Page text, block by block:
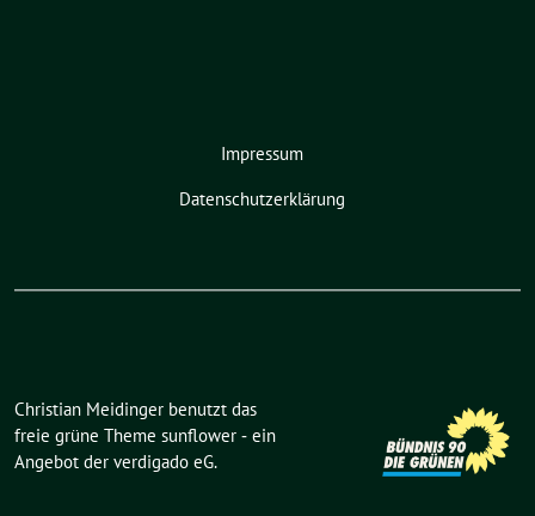
Impressum
Datenschutzerklärung
Christian Meidinger benutzt das
freie grüne Theme sunflower ‐ ein
Angebot der verdigado eG.